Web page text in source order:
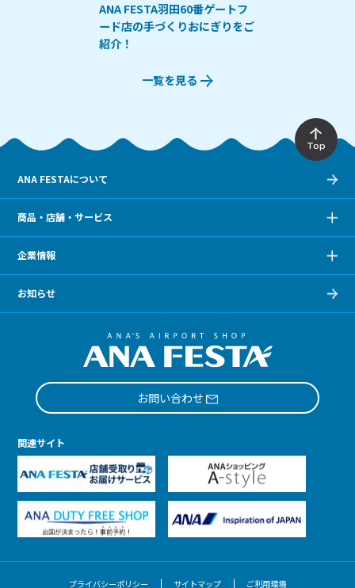
ANA FESTA羽田60番ゲートフ
ード店の手づくりおにぎりをご
紹介！
一覧を見る
Top
ANA FESTAについて
商品・店舗・サービス
企業情報
お知らせ
お問い合わせ
関連サイト
プライバシーポリシー サイトマップ ご利用環境